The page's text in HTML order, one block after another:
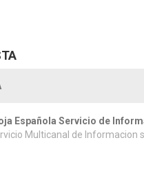
Española Servicio de
Multicanal de Informacion